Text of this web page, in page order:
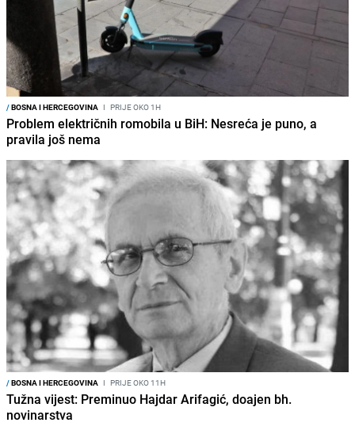
/BOSNA I HERCEGOVINA I PRIJE OKO 1H
Problem električnih romobila u BiH: Nesreća je puno, a
pravila još nema
/BOSNA I HERCEGOVINA I PRIJE OKO 11H
Tužna vijest: Preminuo Hajdar Arifagić, doajen bh.
novinarstva